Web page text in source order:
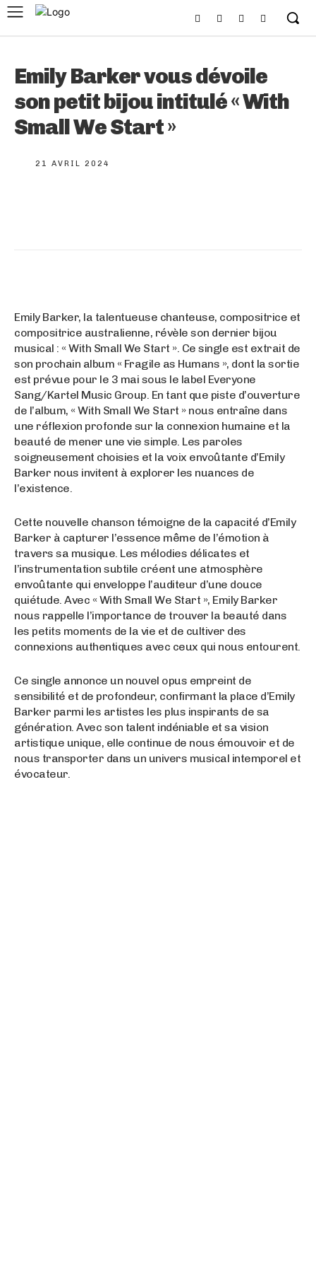
Emily Barker vous dévoile
son petit bijou intitulé « With
Small We Start »
21 AVRIL 2024
Emily Barker, la talentueuse chanteuse, compositrice et
compositrice australienne, révèle son dernier bijou
musical : « With Small We Start ». Ce single est extrait de
son prochain album « Fragile as Humans », dont la sortie
est prévue pour le 3 mai sous le label Everyone
Sang/Kartel Music Group. En tant que piste d’ouverture
de l’album, « With Small We Start » nous entraîne dans
une réflexion profonde sur la connexion humaine et la
beauté de mener une vie simple. Les paroles
soigneusement choisies et la voix envoûtante d’Emily
Barker nous invitent à explorer les nuances de
l’existence.
Cette nouvelle chanson témoigne de la capacité d’Emily
Barker à capturer l’essence même de l’émotion à
travers sa musique. Les mélodies délicates et
l’instrumentation subtile créent une atmosphère
envoûtante qui enveloppe l’auditeur d’une douce
quiétude. Avec « With Small We Start », Emily Barker
nous rappelle l’importance de trouver la beauté dans
les petits moments de la vie et de cultiver des
connexions authentiques avec ceux qui nous entourent.
Ce single annonce un nouvel opus empreint de
sensibilité et de profondeur, confirmant la place d’Emily
Barker parmi les artistes les plus inspirants de sa
génération. Avec son talent indéniable et sa vision
artistique unique, elle continue de nous émouvoir et de
nous transporter dans un univers musical intemporel et
évocateur.